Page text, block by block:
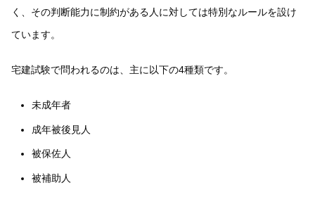
く、その判断能力に制約がある人に対しては特別なルールを設け
ています。
宅建試験で問われるのは、主に以下の4種類です。
未成年者
成年被後見人
被保佐人
被補助人